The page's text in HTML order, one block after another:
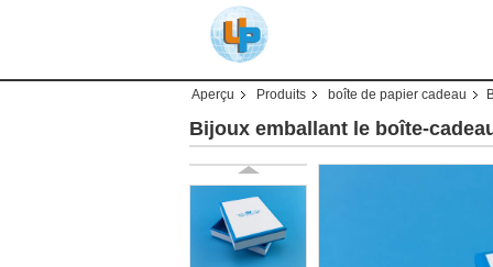
Aperçu Produits boîte de papier cadeau
Bijoux emballant le boîte-